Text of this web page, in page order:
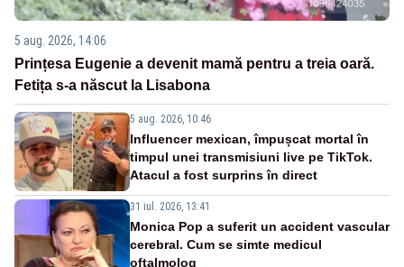
5 aug. 2026, 14:06
Prințesa Eugenie a devenit mamă pentru a treia oară.
Fetița s-a născut la Lisabona
5 aug. 2026, 10:46
Influencer mexican, împușcat mortal în
timpul unei transmisiuni live pe TikTok.
Atacul a fost surprins în direct
31 iul. 2026, 13:41
Monica Pop a suferit un accident vascular
cerebral. Cum se simte medicul
oftalmolog